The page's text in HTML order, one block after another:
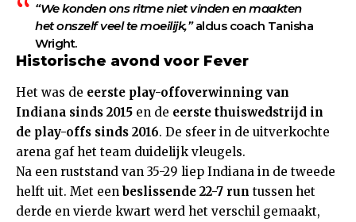
“We konden ons ritme niet vinden en maakten
het onszelf veel te moeilijk,”aldus coach Tanisha
Wright.
Historische avond voor Fever
Het was de eerste play-offoverwinning van
Indiana sinds 2015 en de eerste thuiswedstrijd in
de play-offs sinds 2016. De sfeer in de uitverkochte
arena gaf het team duidelijk vleugels.
Na een ruststand van 35-29 liep Indiana in de tweede
helft uit. Met een beslissende 22-7 run tussen het
derde en vierde kwart werd het verschil gemaakt,